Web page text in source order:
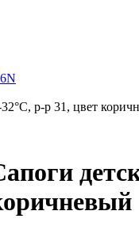
р-р 31, цвет